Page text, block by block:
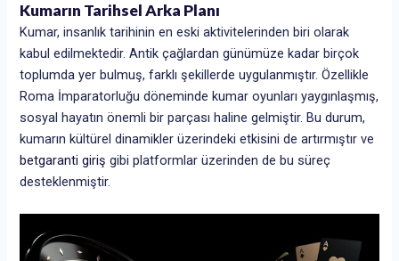
Kumarın Tarihsel Arka Planı
Kumar, insanlık tarihinin en eski aktivitelerinden biri olarak
kabul edilmektedir. Antik çağlardan günümüze kadar birçok
toplumda yer bulmuş, farklı şekillerde uygulanmıştır. Özellikle
Roma İmparatorluğu döneminde kumar oyunları yaygınlaşmış,
sosyal hayatın önemli bir parçası haline gelmiştir. Bu durum,
kumarın kültürel dinamikler üzerindeki etkisini de artırmıştır ve
betgaranti giriş gibi platformlar üzerinden de bu süreç
desteklenmiştir.